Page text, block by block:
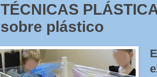
TÉCNICAS
sobre plástico